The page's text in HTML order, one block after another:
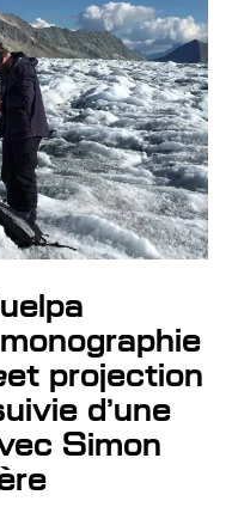
et projection
d’une
Simon